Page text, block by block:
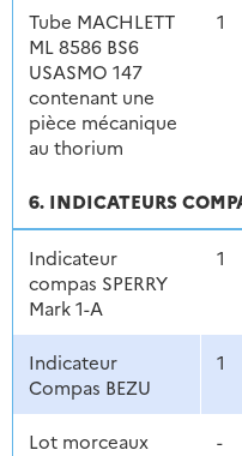
Tube MACHLETT
ML 8586 BS6
USASMO 147
contenant une
pièce mécanique
au thorium
1
6. INDICATEURS
Indicateur
compas SPERRY
Mark 1-A
1
Indicateur
Compas BEZU
1
Lot morceaux
-